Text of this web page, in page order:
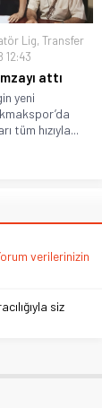
Lig, Transfer
12:43
attı
yeni
tüm hızıyla...
verilerinizin
siz